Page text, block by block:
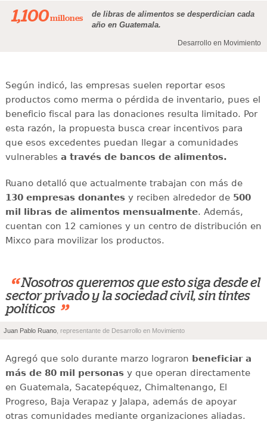
1,100millones
de libras de alimentos se desperdician cada
año en Guatemala.
Desarrollo en Movimiento
Según indicó, las empresas suelen reportar esos
productos como merma o pérdida de inventario, pues el
beneficio fiscal para las donaciones resulta limitado. Por
esta razón, la propuesta busca crear incentivos para
que esos excedentes puedan llegar a comunidades
vulnerables a través de bancos de alimentos.
Ruano detalló que actualmente trabajan con más de
130 empresas donantesy reciben alrededor de 500
mil libras de alimentos mensualmente. Además,
cuentan con 12 camiones y un centro de distribución en
Mixco para movilizar los productos.
“ Nosotros queremos que esto siga desde el
sector privado y la sociedad civil, sin tintes
políticos ”
Juan Pablo Ruano , representante de Desarrollo en Movimiento
Agregó que solo durante marzo lograron beneficiar a
más de 80 mil personasy que operan directamente
en Guatemala, Sacatepéquez, Chimaltenango, El
Progreso, Baja Verapaz y Jalapa, además de apoyar
otras comunidades mediante organizaciones aliadas.